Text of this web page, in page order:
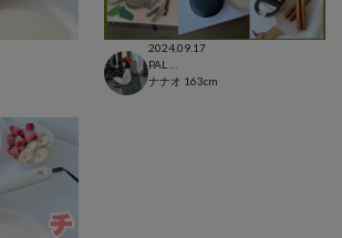
2024.09.17
ナナオ 163cm